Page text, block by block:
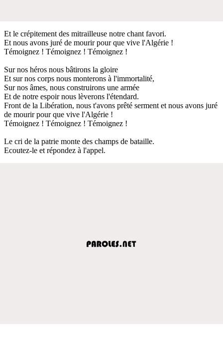
Et le crépitement des mitrailleuse notre chant favori.
Et nous avons juré de mourir pour que vive l'Algérie !
Témoignez ! Témoignez ! Témoignez !
Sur nos héros nous bâtirons la gloire
Et sur nos corps nous monterons à l'immortalité,
Sur nos âmes, nous construirons une armée
Et de notre espoir nous lèverons l'étendard.
Front de la Libération, nous t'avons prêté serment et nous avons juré
de mourir pour que vive l'Algérie !
Témoignez ! Témoignez ! Témoignez !
Le cri de la patrie monte des champs de bataille.
Ecoutez-le et répondez à l'appel.